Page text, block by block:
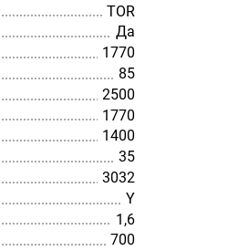
TOR
Да
1770
85
2500
1770
1400
35
3032
Y
1,6
700